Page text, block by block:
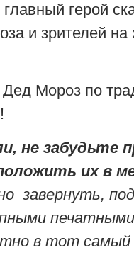
герой
и зрителей на
Мороз по
не забудьте
их в
завернуть,
в тот